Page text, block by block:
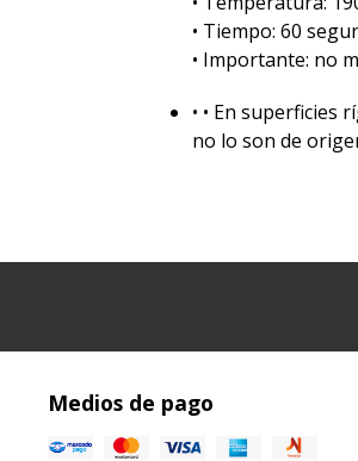
•⁠ ⁠Tiempo: 60
•⁠ ⁠Importante: no
•⁠ ⁠• En
no lo son de
Medios de pago